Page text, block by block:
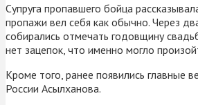
Супруга пропавшего бойца
пропажи вел себя как обычно. Через
собирались отмечать годовщину
нет зацепок, что именно могло
Кроме того, ранее появились главные
России Асылханова.